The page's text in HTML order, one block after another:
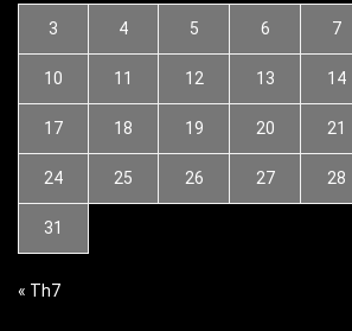
3 4 5 6 7
10 11 12 13 14
17 18 19 20 21
24 25 26 27 28
31
« Th7